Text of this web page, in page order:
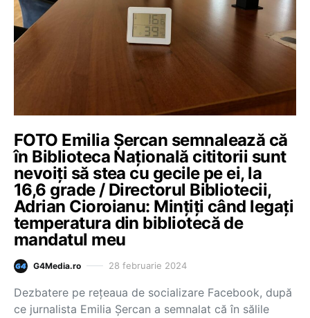
FOTO Emilia Șercan semnalează că
în Biblioteca Națională cititorii sunt
nevoiți să stea cu gecile pe ei, la
16,6 grade / Directorul Bibliotecii,
Adrian Cioroianu: Mințiți când legați
temperatura din bibliotecă de
mandatul meu
G4Media.ro 28 februarie 2024
Dezbatere pe rețeaua de socializare Facebook, după
ce jurnalista Emilia Șercan a semnalat că în sălile